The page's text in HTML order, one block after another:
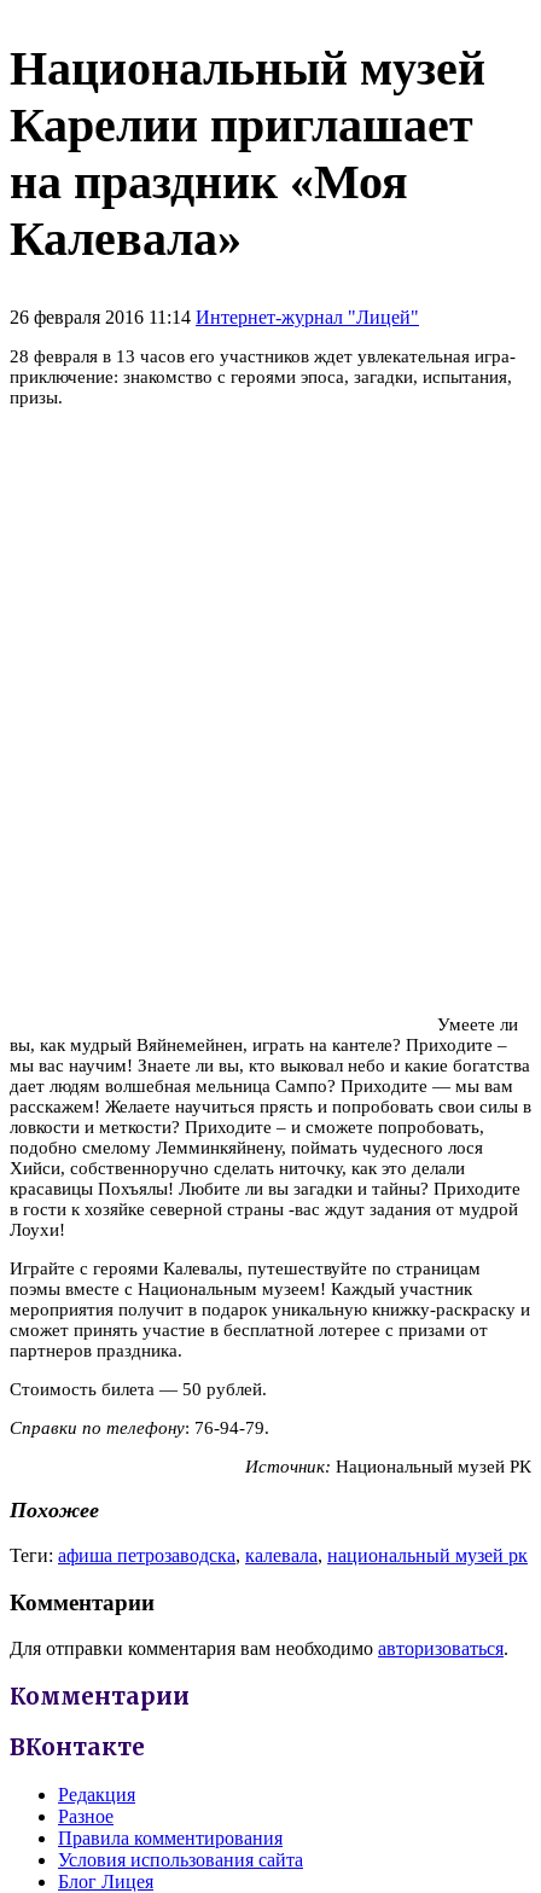
Национальный музей
Карелии приглашает
на праздник «Моя
Калевала»
26 февраля 2016 11:14 Интернет-журнал "Лицей"
28 февраля в 13 часов его участников ждет увлекательная игра-
приключение: знакомство с героями эпоса, загадки, испытания,
призы.
Умеете ли
вы, как мудрый Вяйнемейнен, играть на кантеле? Приходите –
мы вас научим! Знаете ли вы, кто выковал небо и какие богатства
дает людям волшебная мельница Сампо? Приходите — мы вам
расскажем! Желаете научиться прясть и попробовать свои силы в
ловкости и меткости? Приходите – и сможете попробовать,
подобно смелому Лемминкяйнену, поймать чудесного лося
Хийси, собственноручно сделать ниточку, как это делали
красавицы Похъялы! Любите ли вы загадки и тайны? Приходите
в гости к хозяйке северной страны -вас ждут задания от мудрой
Лоухи!
Играйте с героями Калевалы, путешествуйте по страницам
поэмы вместе с Национальным музеем! Каждый участник
мероприятия получит в подарок уникальную книжку-раскраску и
сможет принять участие в бесплатной лотерее с призами от
партнеров праздника.
Стоимость билета — 50 рублей.
Справки по телефону: 76-94-79.
Источник: Национальный музей РК
Похожее
Теги: афиша петрозаводска, калевала, национальный музей рк
Комментарии
Для отправки комментария вам необходимо авторизоваться.
Комментарии
ВКонтакте
Редакция
Разное
Правила комментирования
Условия использования сайта
Блог Лицея